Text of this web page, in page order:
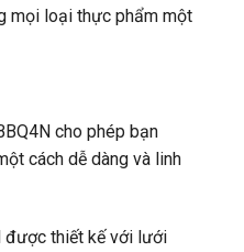
mọi loại thực phẩm một
cho phép bạn
cách dễ dàng và linh
được thiết kế với lưới